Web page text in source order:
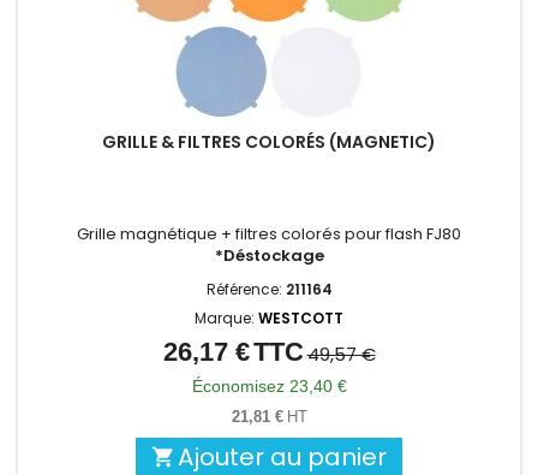
GRILLE & FILTRES COLORÉS (MAGNETIC)
Grille magnétique + filtres colorés pour flash FJ80
*Déstockage
Référence: 211164
Marque: WESTCOTT
Prix
Prix
de
base
26,17 €TTC49,57 €
Économisez 23,40 €
21,81 € HT
 Ajouter au panier